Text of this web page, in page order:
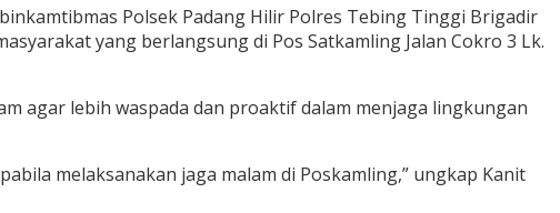
Polsek Padang Hilir Polres Tebing Tinggi Brigadir
yang berlangsung di Pos Satkamling Jalan Cokro 3 Lk.
agar lebih waspada dan proaktif dalam menjaga lingkungan
melaksanakan jaga malam di Poskamling,” ungkap Kanit